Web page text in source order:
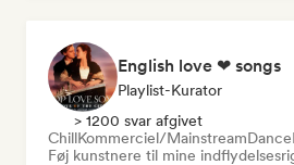
English love ❤ songs
Playlist-Kurator
> 1200 svar afgivet
ChillKommerciel/MainstreamDance
Føj kunstnere til mine